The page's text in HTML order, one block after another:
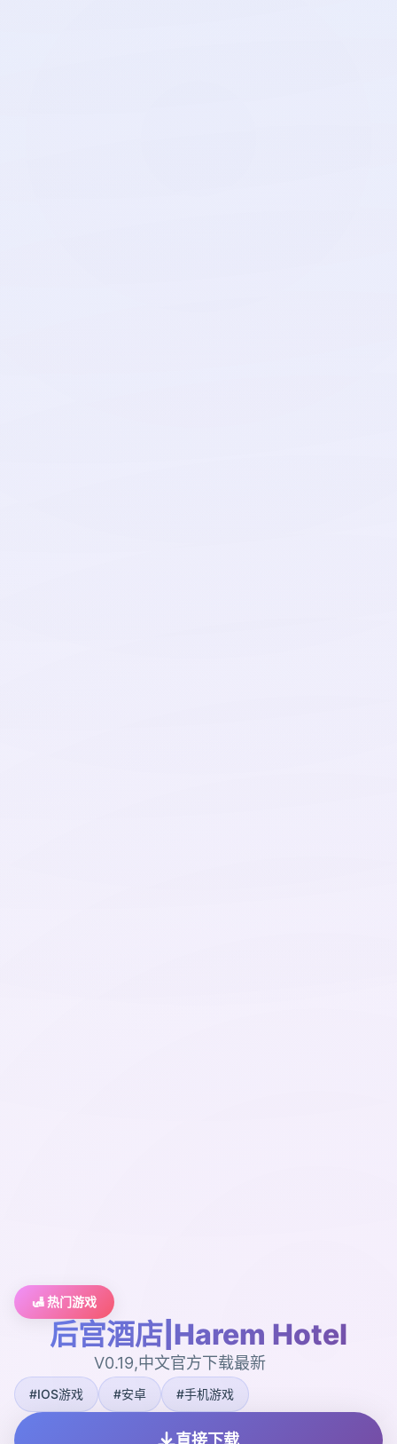
🛃 热门游戏
后宫酒店|Harem Hotel
V0.19,中文官方下载最新
#IOS游戏 #安卓 #手机游戏
直接下载